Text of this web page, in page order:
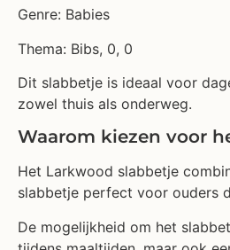
Genre: Babies
Thema: Bibs, 0, 0
Dit slabbetje is ideaal voor
zowel thuis als onderweg.
Waarom kiezen voor
Het Larkwood slabbetje
slabbetje perfect voor ouders
De mogelijkheid om het